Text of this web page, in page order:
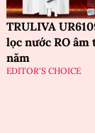
TRULIVA
lọc nước RO âm
năm
EDITOR'S CHOICE